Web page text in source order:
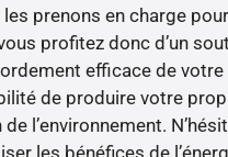
prenons en charge
profitez donc d’un
efficace de
de produire votre
l’environnement.
les bénéfices de